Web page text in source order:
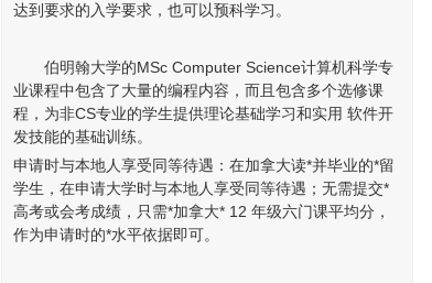
达到要求的入学要求，也可以预科学习。
伯明翰大学的MSc Computer Science计算机科学专
业课程中包含了大量的编程内容，而且包含多个选修课
程，为非CS专业的学生提供理论基础学习和实用 软件开
发技能的基础训练。
申请时与本地人享受同等待遇：在加拿大读*并毕业的*留
学生，在申请大学时与本地人享受同等待遇；无需提交*
高考或会考成绩，只需*加拿大* 12 年级六门课平均分，
作为申请时的*水平依据即可。